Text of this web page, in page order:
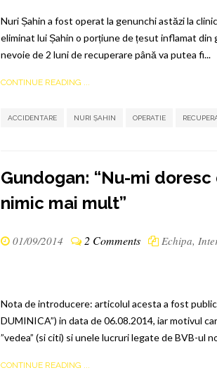
Nuri Șahin a fost operat la genunchi astăzi la
eliminat lui Șahin o porțiune de țesut inflamat
nevoie de 2 luni de recuperare până va putea fi...
CONTINUE READING ...
ACCIDENTARE NURI ȘAHIN OPERATIE
Gundogan: “Nu-mi
nimic mai mult”
01/09/2014 2 Comments Echipa,
Nota de introducere: articolul acesta a fost
DUMINICA”) in data de 06.08.2014, iar motivul
”vedea” (si citi) si unele lucruri legate de BVB-ul
CONTINUE READING ...